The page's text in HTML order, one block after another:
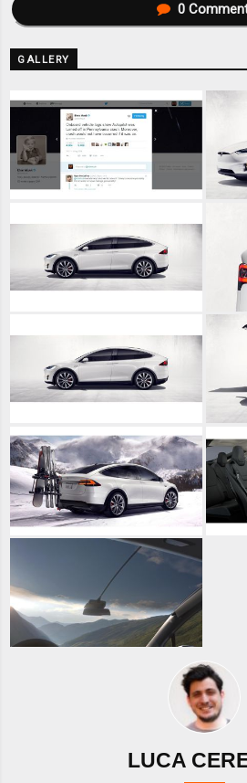
0
GALLERY
LUCA